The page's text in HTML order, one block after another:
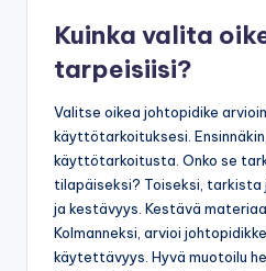
Kuinka valita
tarpeisiisi?
Valitse oikea johtopidike
käyttötarkoituksesi.
käyttötarkoitusta. Onko se
tilapäiseksi? Toiseksi,
ja kestävyys. Kestävä
Kolmanneksi, arvioi
käytettävyys. Hyvä muotoilu